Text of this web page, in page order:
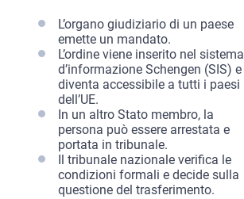
L’organo giudiziario di un paese
emette un mandato.
L’ordine viene inserito nel sistema
d’informazione Schengen (SIS) e
diventa accessibile a tutti i paesi
dell’UE.
In un altro Stato membro, la
persona può essere arrestata e
portata in tribunale.
Il tribunale nazionale verifica le
condizioni formali e decide sulla
questione del trasferimento.